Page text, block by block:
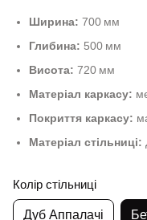
Ширина: 700 мм
Глибина: 500 мм
Висота: 720 мм
Матеріал каркасу:
Покриття каркасу:
Матеріал стільниці:
Колір стільниці
Дуб Аппалачі